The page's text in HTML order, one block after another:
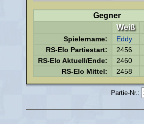
Gegner
Weiß
Spielername:
Eddy
RS-Elo Partiestart:
2456
RS-Elo Aktuell/Ende:
2460
RS-Elo Mittel:
2458
Partie-Nr.: